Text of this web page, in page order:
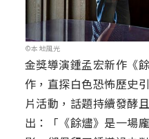
©本地風光
金獎導演鍾孟宏新作《
作，直探白色恐怖歷史
片活動，話題持續發酵
出：「《餘燼》是一場